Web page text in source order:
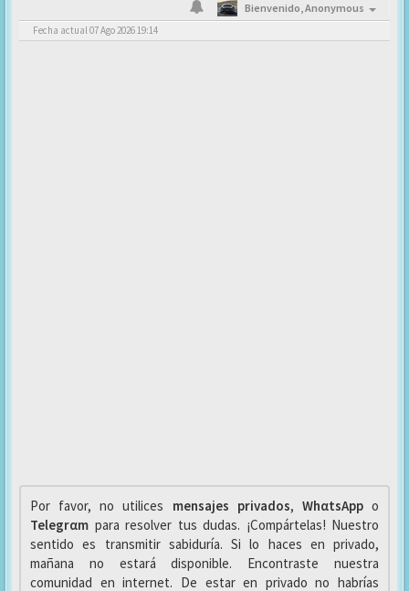
Bienvenido,Anonymous
Fecha actual 07 Ago 2026 19:14
Por favor, no utilices mensajes privados, WhαtsAppo
Telegrαm para resolver tus dudas. ¡Compártelas! Nuestro
sentido es transmitir sabiduría. Si lo haces en privado,
mañana no estará disponible. Encontraste nuestra
comunidad en internet. De estar en privado no habrías